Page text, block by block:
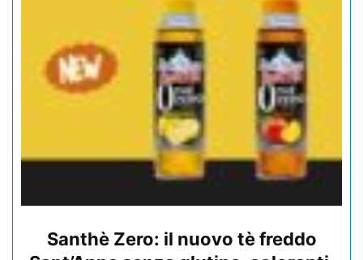
Santhè Zero: il nuovo tè freddo